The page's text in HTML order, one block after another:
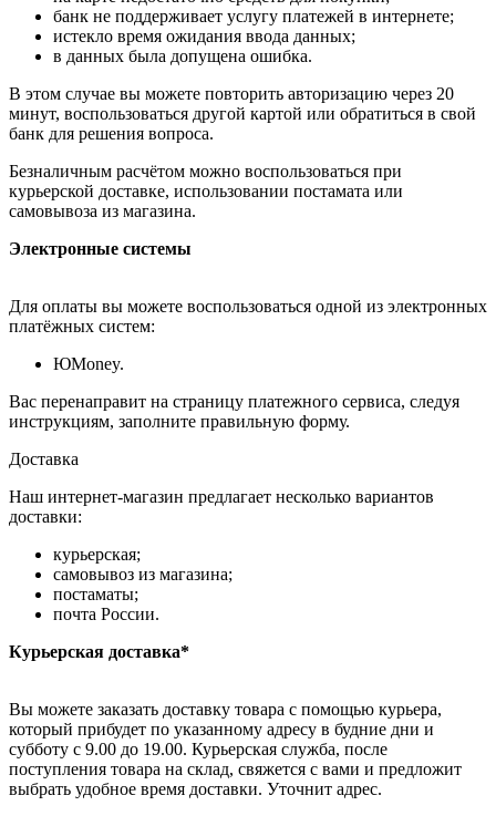
банк не поддерживает услугу платежей в интернете;
истекло время ожидания ввода данных;
в данных была допущена ошибка.
В этом случае вы можете повторить авторизацию через 20
минут, воспользоваться другой картой или обратиться в свой
банк для решения вопроса.
Безналичным расчётом можно воспользоваться при
курьерской доставке, использовании постамата или
самовывоза из магазина.
Электронные системы
Для оплаты вы можете воспользоваться одной из электронных
платёжных систем:
ЮMoney.
Вас перенаправит на страницу платежного сервиса, следуя
инструкциям, заполните правильную форму.
Доставка
Наш интернет-магазин предлагает несколько вариантов
доставки:
курьерская;
самовывоз из магазина;
постаматы;
почта России.
Курьерская доставка*
Вы можете заказать доставку товара с помощью курьера,
который прибудет по указанному адресу в будние дни и
субботу с 9.00 до 19.00. Курьерская служба, после
поступления товара на склад, свяжется с вами и предложит
выбрать удобное время доставки. Уточнит адрес.